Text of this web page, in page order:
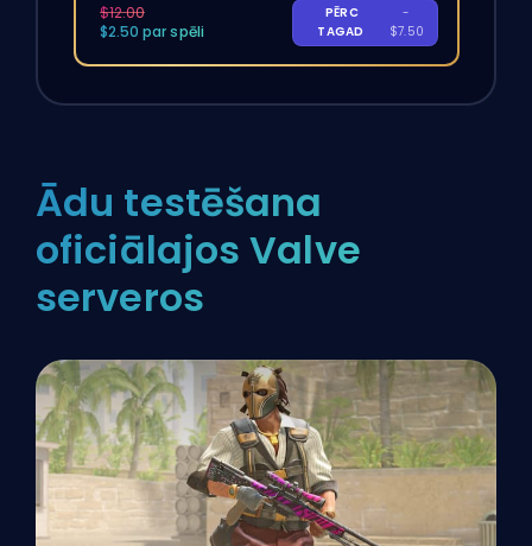
$12.00
$2.50 par spēli
PĒRC
TAGAD
-
$7.50
Ādu testēšana
oficiālajos Valve
serveros